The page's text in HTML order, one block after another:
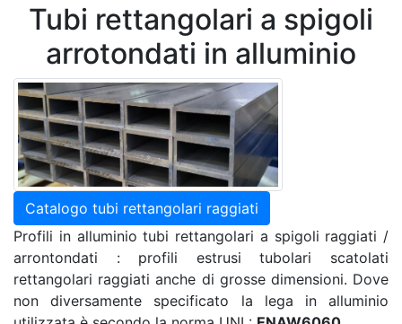
Tubi rettangolari a spigoli
arrotondati in alluminio
Catalogo tubi rettangolari raggiati
Profili in alluminio tubi rettangolari a spigoli raggiati /
arrontondati : profili estrusi tubolari scatolati
rettangolari raggiati anche di grosse dimensioni. Dove
non diversamente specificato la lega in alluminio